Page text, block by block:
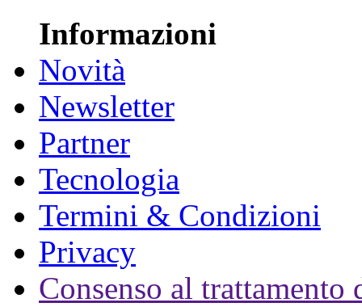
Informazioni
Novità
Newsletter
Partner
Tecnologia
Termini & Condizioni
Privacy
Consenso al trattamento